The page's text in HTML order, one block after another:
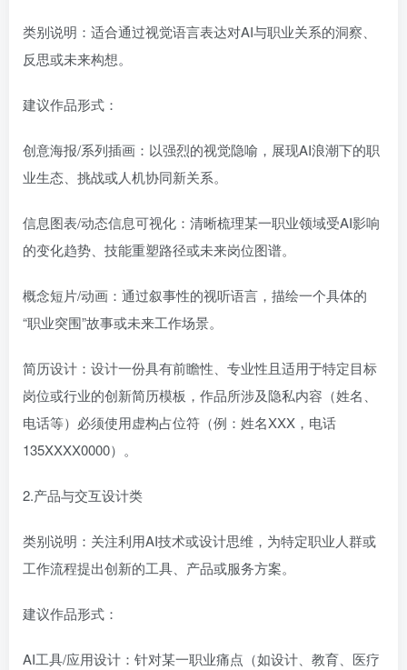
类别说明：适合通过视觉语言表达对AI与职业关系的洞察、
反思或未来构想。
建议作品形式：
创意海报/系列插画：以强烈的视觉隐喻，展现AI浪潮下的职
业生态、挑战或人机协同新关系。
信息图表/动态信息可视化：清晰梳理某一职业领域受AI影响
的变化趋势、技能重塑路径或未来岗位图谱。
概念短片/动画：通过叙事性的视听语言，描绘一个具体的
“职业突围”故事或未来工作场景。
简历设计：设计一份具有前瞻性、专业性且适用于特定目标
岗位或行业的创新简历模板，作品所涉及隐私内容（姓名、
电话等）必须使用虚构占位符（例：姓名XXX，电话
135XXXX0000）。
2.产品与交互设计类
类别说明：关注利用AI技术或设计思维，为特定职业人群或
工作流程提出创新的工具、产品或服务方案。
建议作品形式：
AI工具/应用设计：针对某一职业痛点（如设计、教育、医疗